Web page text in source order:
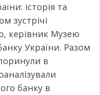
історія та
зустрічі
керівник Музею
України. Разом
в
банку в